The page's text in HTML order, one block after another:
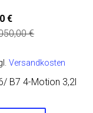
€
€
Versandkosten
B7 4-Motion 3,2l